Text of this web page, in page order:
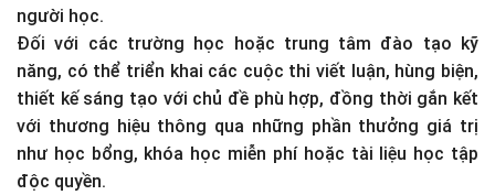
người học.
Đối với các trường học hoặc trung tâm đào tạo kỹ
năng, có thể triển khai các cuộc thi viết luận, hùng biện,
thiết kế sáng tạo với chủ đề phù hợp, đồng thời gắn kết
với thương hiệu thông qua những phần thưởng giá trị
như học bổng, khóa học miễn phí hoặc tài liệu học tập
độc quyền.